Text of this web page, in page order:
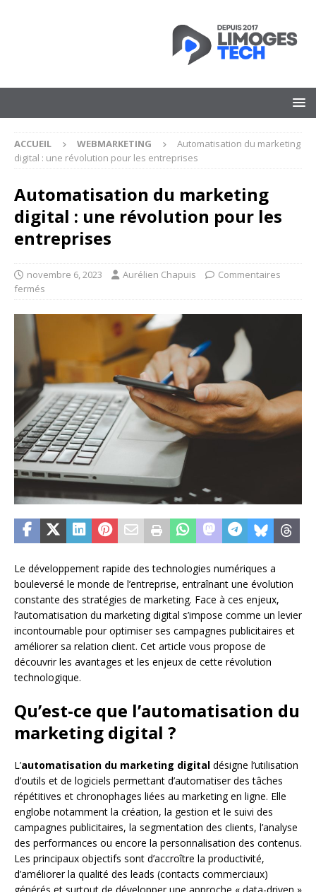
ACCUEIL WEBMARKETING
Automatisation du marketing
digital : une révolution pour les entreprises
Automatisation du marketing
digital : une révolution pour les
entreprises
novembre 6, 2023 Aurélien Chapuis
Commentaires
fermés
Le développement rapide des technologies numériques a
bouleversé le monde de l’entreprise, entraînant une évolution
constante des stratégies de marketing. Face à ces enjeux,
l’automatisation du marketing digital s’impose comme un levier
incontournable pour optimiser ses campagnes publicitaires et
améliorer sa relation client. Cet article vous propose de
découvrir les avantages et les enjeux de cette révolution
technologique.
Qu’est-ce que l’automatisation du
marketing digital ?
L’automatisation du marketing digital désigne l’utilisation
d’outils et de logiciels permettant d’automatiser des tâches
répétitives et chronophages liées au marketing en ligne. Elle
englobe notamment la création, la gestion et le suivi des
campagnes publicitaires, la segmentation des clients, l’analyse
des performances ou encore la personnalisation des contenus.
Les principaux objectifs sont d’accroître la productivité,
d’améliorer la qualité des leads (contacts commerciaux)